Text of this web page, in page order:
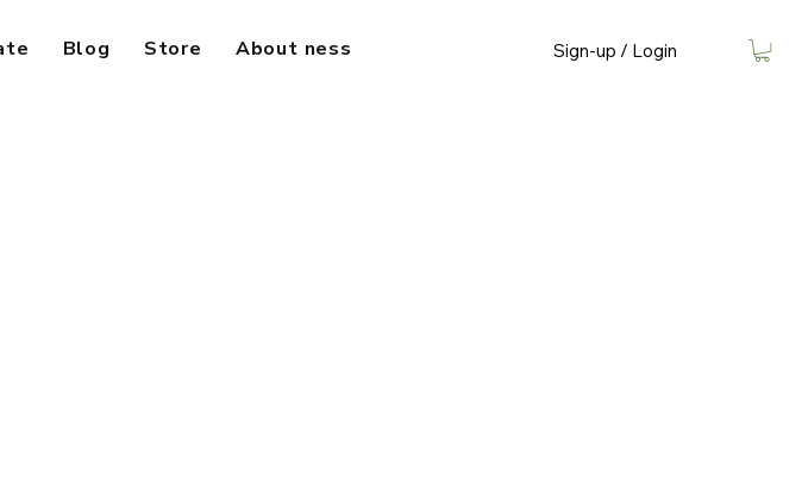
Blog Store About​ ness Sign-up / Login